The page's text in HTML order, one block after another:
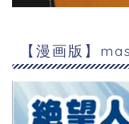
【漫画版】